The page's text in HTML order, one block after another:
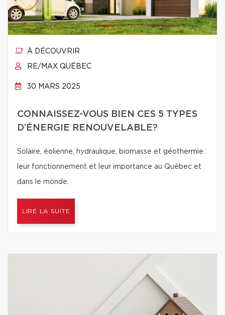
À DÉCOUVRIR
RE/MAX QUÉBEC
30 MARS 2025
CONNAISSEZ-VOUS BIEN CES 5 TYPES
D’ÉNERGIE RENOUVELABLE?
Solaire, éolienne, hydraulique, biomasse et géothermie :
leur fonctionnement et leur importance au Québec et
dans le monde.
LIRE LA SUITE